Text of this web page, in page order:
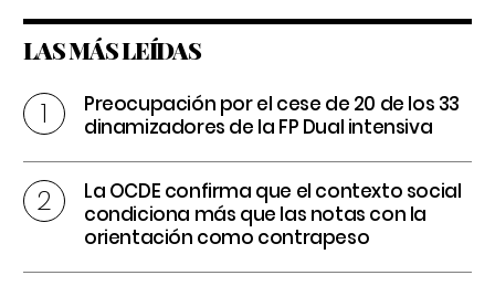
LAS MÁS LEÍDAS
Preocupación por el cese de 20 de los 33
dinamizadores de la FP Dual intensiva
La OCDE confirma que el contexto social
condiciona más que las notas con la
orientación como contrapeso